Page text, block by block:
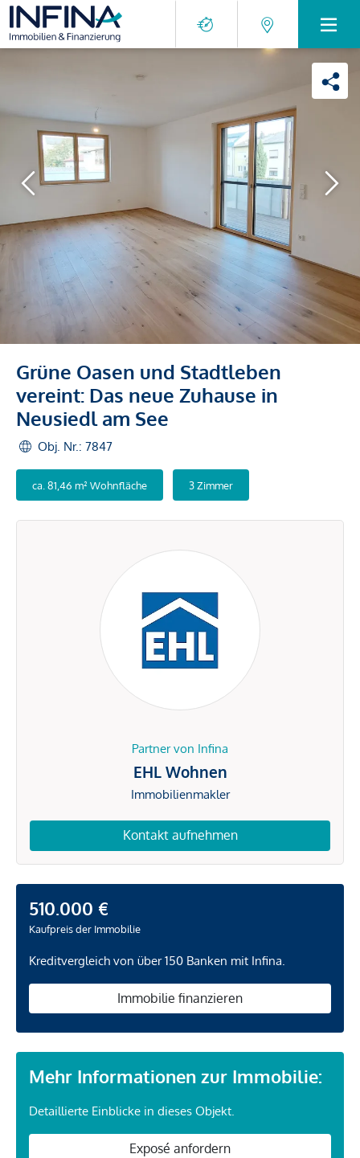
Grüne Oasen und Stadtleben
vereint: Das neue Zuhause in
Neusiedl am See
Obj. Nr.: 7847
ca. 81,46 m² Wohnfläche 3 Zimmer
Partner von Infina
EHL Wohnen
Immobilienmakler
Kontakt aufnehmen
510.000 €
Kaufpreis der Immobilie
Kreditvergleich von über 150 Banken mit Infina.
Immobilie finanzieren
Mehr Informationen zur Immobilie:
Detaillierte Einblicke in dieses Objekt.
Exposé anfordern